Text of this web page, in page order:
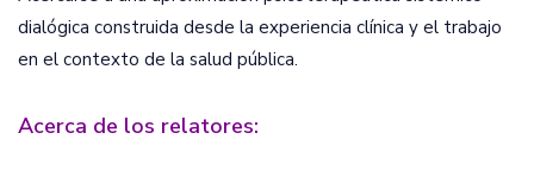
dialógica construida desde la experiencia clínica y el trabajo
en el contexto de la salud pública.
Acerca de los relatores: